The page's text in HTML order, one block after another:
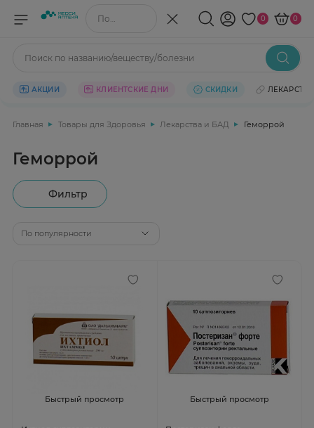
Поиск по названию/веществу 0 0
Поиск по названию/веществу/болезни
АКЦИИ КЛИЕНТСКИЕ ДНИ СКИДКИ ЛЕКАРСТВА
Главная Товары для Здоровья Лекарства и БАД Геморрой
Геморрой
Фильтр
По популярности
Быстрый просмотр Быстрый просмотр